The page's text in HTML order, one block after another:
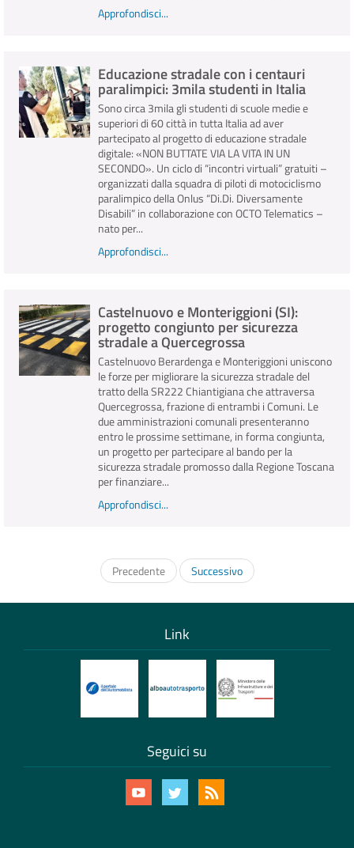
Approfondisci...
Educazione stradale con i centauri
paralimpici: 3mila studenti in Italia
Sono circa 3mila gli studenti di scuole medie e
superiori di 60 città in tutta Italia ad aver
partecipato al progetto di educazione stradale
digitale: «NON BUTTATE VIA LA VITA IN UN
SECONDO». Un ciclo di “incontri virtuali” gratuiti –
organizzati dalla squadra di piloti di motociclismo
paralimpico della Onlus “Di.Di. Diversamente
Disabili” in collaborazione con OCTO Telematics –
nato per...
Approfondisci...
Castelnuovo e Monteriggioni (SI):
progetto congiunto per sicurezza
stradale a Quercegrossa
Castelnuovo Berardenga e Monteriggioni uniscono
le forze per migliorare la sicurezza stradale del
tratto della SR222 Chiantigiana che attraversa
Quercegrossa, frazione di entrambi i Comuni. Le
due amministrazioni comunali presenteranno
entro le prossime settimane, in forma congiunta,
un progetto per partecipare al bando per la
sicurezza stradale promosso dalla Regione Toscana
per finanziare...
Approfondisci...
Precedente Successivo
Link
Seguici su